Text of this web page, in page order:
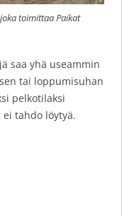
toimittaa Paikat
saa yhä useammin
tai loppumisuhan
pelkotilaksi
tahdo löytyä.